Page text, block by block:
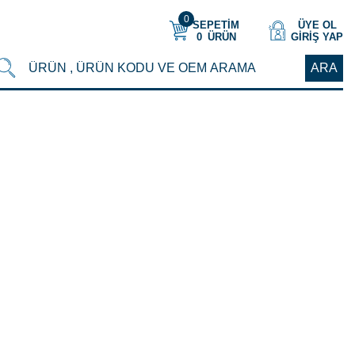
0 SEPETİM
0 ÜRÜN
ÜYE OL
GIRIŞ YAP
ARA